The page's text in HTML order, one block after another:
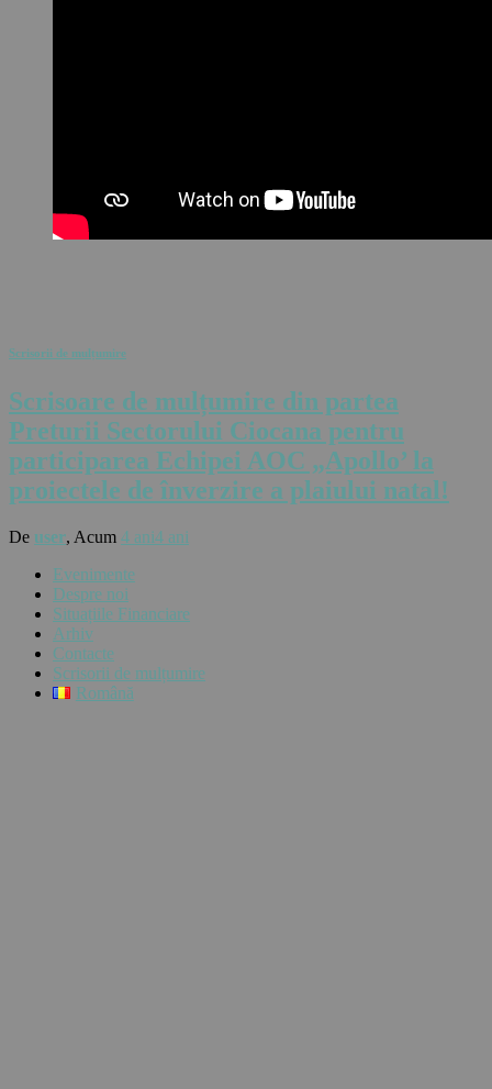
Scrisorii de mulțumire
Scrisoare de mulțumire din partea
Preturii Sectorului Ciocana pentru
participarea Echipei AOC „Apollo’ la
proiectele de înverzire a plaiului natal!
De user, Acum 4 ani4 ani
Evenimente
Despre noi
Situațiile Financiare
Arhiv
Contacte
Scrisorii de mulțumire
Română